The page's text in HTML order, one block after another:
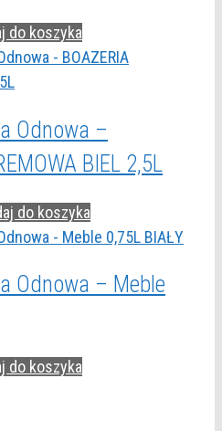
do koszyka
Odnowa –
BIEL 2,5L
do koszyka
Odnowa – Meble
do koszyka